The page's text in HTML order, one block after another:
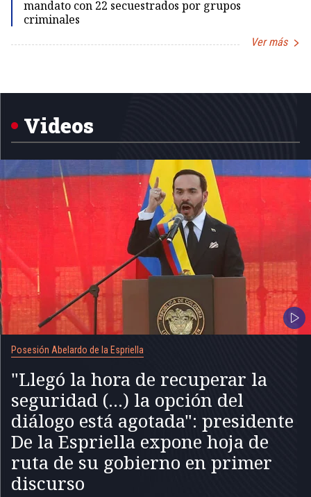
mandato con 22 secuestrados por grupos
criminales
Ver más
5
Videos
Posesión Abelardo de la Espriella
"Llegó la hora de recuperar la
seguridad (...) la opción del
diálogo está agotada": presidente
De la Espriella expone hoja de
ruta de su gobierno en primer
discurso